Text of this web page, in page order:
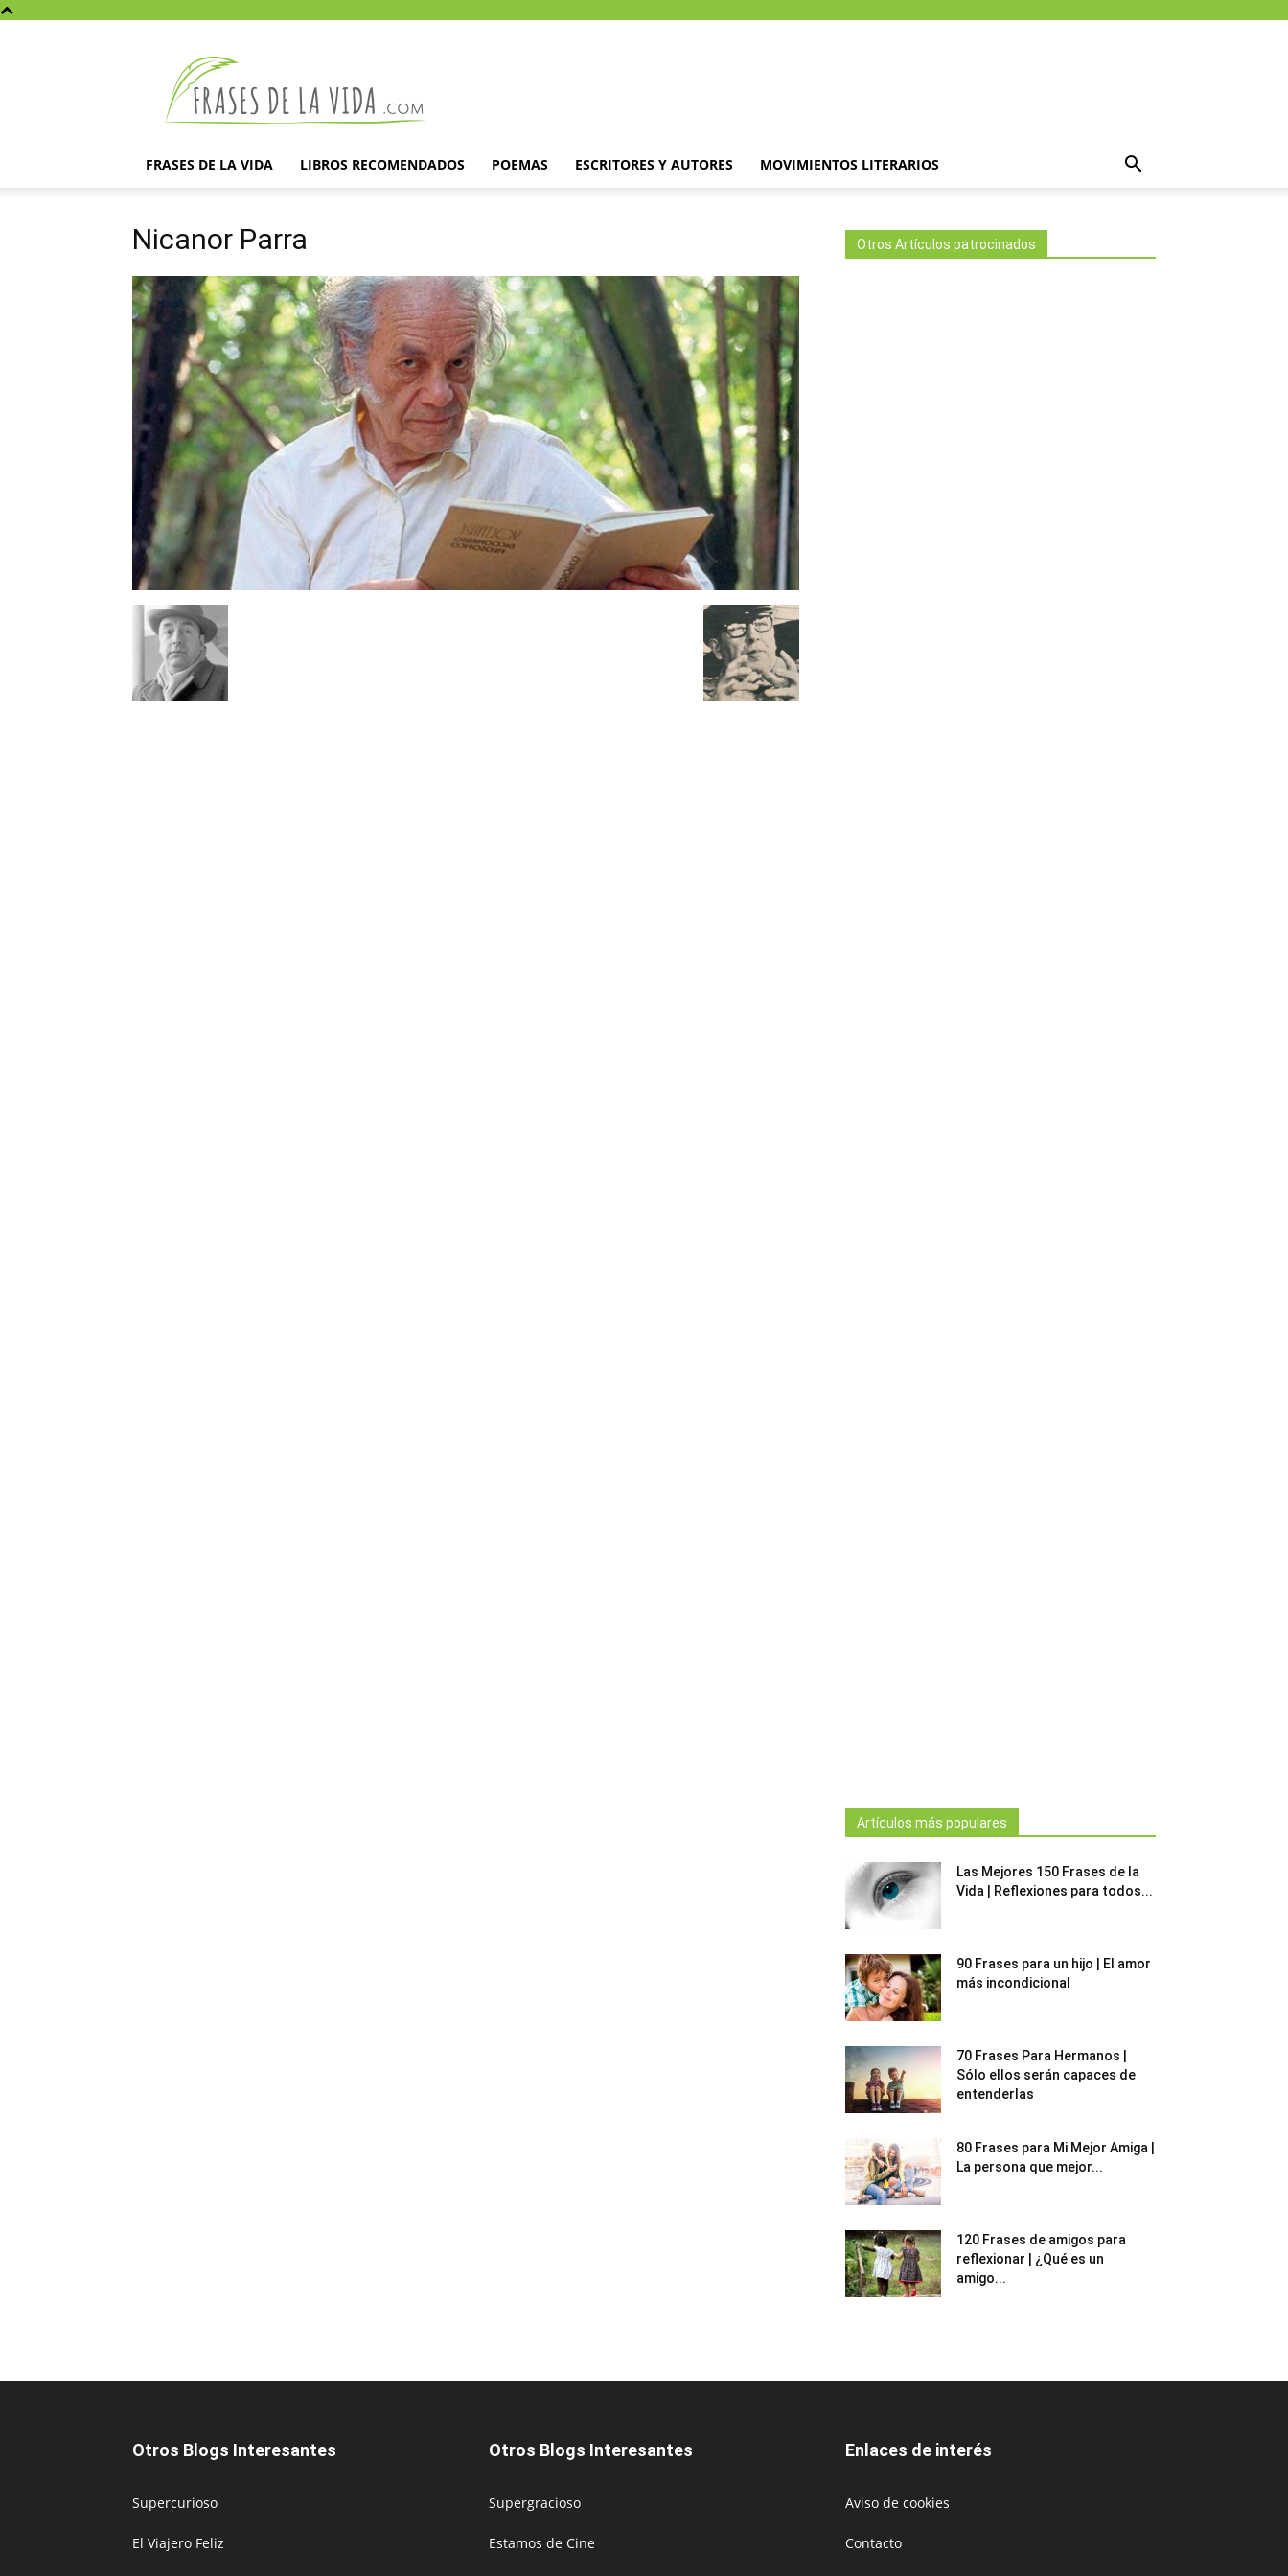
la
vida
FRASES DE LA VIDA LIBROS RECOMENDADOS POEMAS ESCRITORES Y AUTORES MOVIMIENTOS LITERARIOS
Nicanor Parra Otros Artículos patrocinados
Artículos más populares
Las Mejores 150 Frases de la
Vida | Reflexiones para todos...
90 Frases para un hijo | El amor
más incondicional
70 Frases Para Hermanos |
Sólo ellos serán capaces de
entenderlas
80 Frases para Mi Mejor Amiga |
La persona que mejor...
120 Frases de amigos para
reflexionar | ¿Qué es un
amigo...
Otros Blogs Interesantes
Supercurioso
El Viajero Feliz
Otros Blogs Interesantes
Supergracioso
Estamos de Cine
Enlaces de interés
Aviso de cookies
Contacto